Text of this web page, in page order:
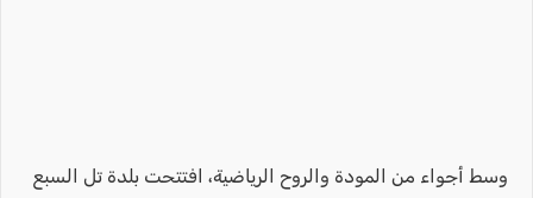
وسط أجواء من المودة والروح الرياضية، افتتحت بلدة تل السبع